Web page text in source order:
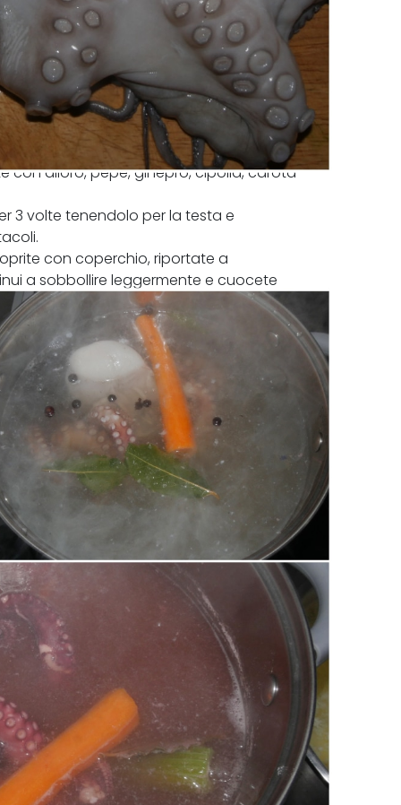
con alloro, pepe, ginepro, cipolla, carota
3 volte tenendolo per la testa e
con coperchio, riportate a
a sobbollire leggermente e cuocete
e lasciar raffreddare.